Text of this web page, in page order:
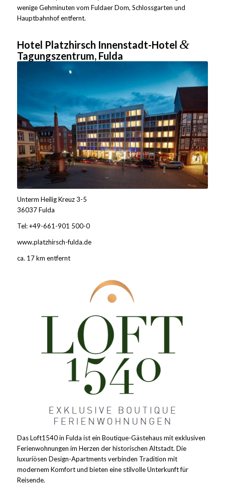
wenige Gehminuten vom Fuldaer Dom, Schlossgarten und
Hauptbahnhof entfernt.
Hotel Platzhirsch Innenstadt-Hotel &
Tagungszentrum, Fulda
Unterm Heilig Kreuz 3-5
36037 Fulda
Tel: +49-661-901 500-0
www.platzhirsch-fulda.de
ca. 17 km entfernt
Das Loft1540 in Fulda ist ein Boutique-Gästehaus mit exklusiven
Ferienwohnungen im Herzen der historischen Altstadt. Die
luxuriösen Design-Apartments verbinden Tradition mit
modernem Komfort und bieten eine stilvolle Unterkunft für
Reisende.